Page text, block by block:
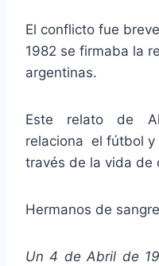
El conflicto fue
1982 se firmaba la
argentinas.
Este relato de
relaciona el fútbol y
través de la vida de
Hermanos de sangre
Un 4 de Abril de